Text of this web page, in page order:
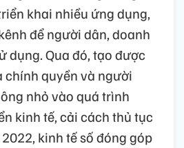
khai nhiều ứng dụng,
để người dân, doanh
dụng. Qua đó, tạo được
quyền và người
nhỏ vào quá trình
kinh tế, cải cách thủ tục
kinh tế số đóng góp